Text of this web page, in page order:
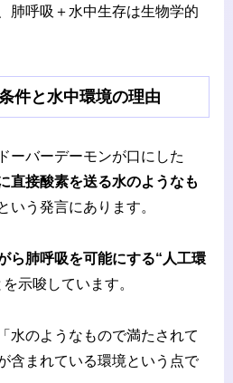
肺呼吸＋水中生存は生物学的
件と水中環境の理由
ーバーデーモンが口にした
直接酸素を送る水のようなも
いう発言にあります。
ら肺呼吸を可能にする“人工環
示唆しています。
水のようなもので満たされて
含まれている環境という点で